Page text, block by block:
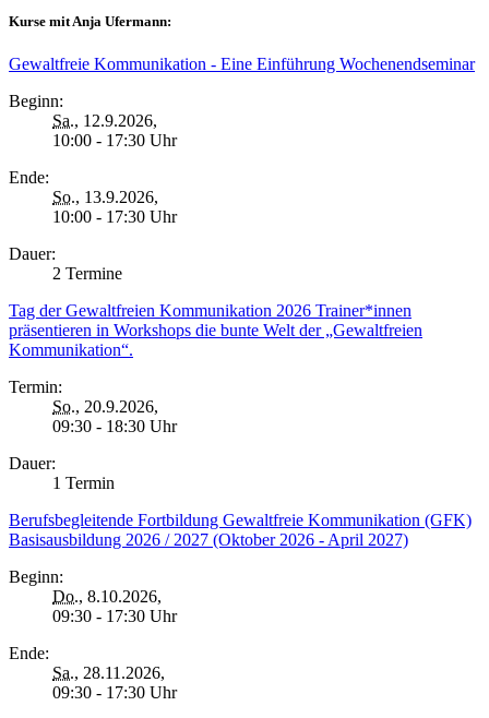
Kurse mit Anja Ufermann:
Gewaltfreie Kommunikation - Eine Einführung Wochenendseminar
Beginn:
Sa., 12.9.2026,
10:00 - 17:30 Uhr
Ende:
So., 13.9.2026,
10:00 - 17:30 Uhr
Dauer:
2 Termine
Tag der Gewaltfreien Kommunikation 2026 Trainer*innen
präsentieren in Workshops die bunte Welt der „Gewaltfreien
Kommunikation“.
Termin:
So., 20.9.2026,
09:30 - 18:30 Uhr
Dauer:
1 Termin
Berufsbegleitende Fortbildung Gewaltfreie Kommunikation (GFK)
Basisausbildung 2026 / 2027 (Oktober 2026 - April 2027)
Beginn:
Do., 8.10.2026,
09:30 - 17:30 Uhr
Ende:
Sa., 28.11.2026,
09:30 - 17:30 Uhr